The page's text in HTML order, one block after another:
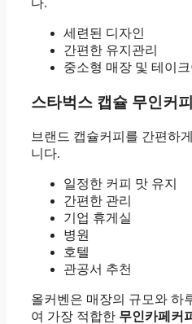
다.
세련된 디자인
간편한 유지관리
중소형 매장 및 테이
스타벅스 캡슐 무인커
브랜드 캡슐커피를 간편하
니다.
일정한 커피 맛 유지
간편한 관리
기업 휴게실
병원
호텔
관공서 추천
올커벤은 매장의 규모와 하
여 가장 적합한 무인카페커